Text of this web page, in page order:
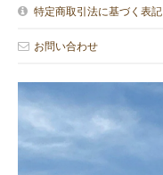
特定商取引法に基づく表記
お問い合わせ